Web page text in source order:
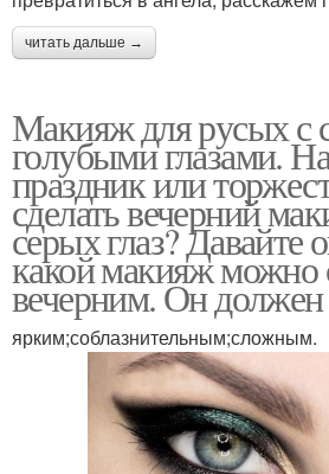
читать дальше →
Макияж для русых с
голубыми глазами.
праздник или
сделать вечерний
серых глаз? Давайте
какой макияж можно
вечерним. Он
ярким;соблазнительным;сложным.